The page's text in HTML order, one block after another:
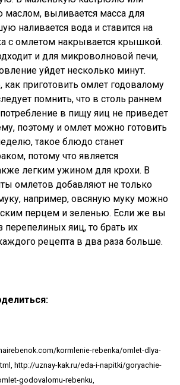
маслом, выливается масса для
наливается вода и ставится на
с омлетом накрывается крышкой.
и для микроволновой печи,
уйдет несколько минут.
как приготовить омлет годовалому
помнить, что в столь раннем
в пищу яиц не приведет
поэтому и омлет можно готовить
такое блюдо станет
потому что является
легким ужином для крохи. В
омлетов добавляют не только
например, овсяную муку можно
перцем и зеленью. Если же вы
перепелиных яиц, то брать их
рецепта в два раза больше.
kormlenie-rebenka/omlet-dlya-
http://uznay-kak.ru/eda-i-napitki/goryachie-
godovalomu-rebenku,